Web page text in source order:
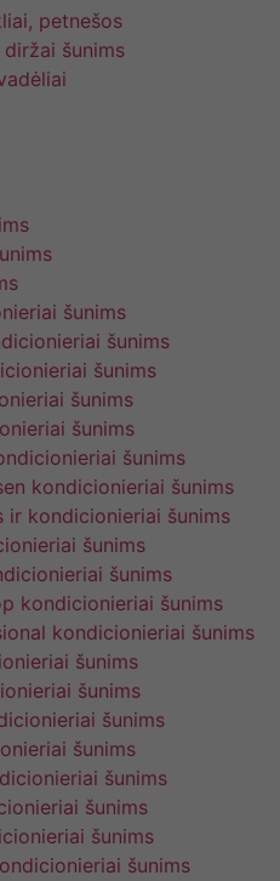
petnešos
šunims
šunims
šunims
šunims
šunims
šunims
šunims
kondicionieriai šunims
ir kondicionieriai šunims
šunims
šunims
kondicionieriai šunims
kondicionieriai šunims
šunims
šunims
šunims
šunims
šunims
šunims
šunims
šunims